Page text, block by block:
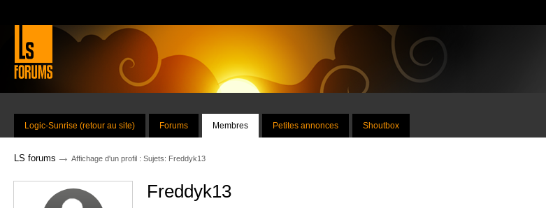
Logic-Sunrise (retour au site) Forums Membres Petites annonces Shoutbox
LS forums → Affichage d'un profil : Sujets: Freddyk13
Freddyk13